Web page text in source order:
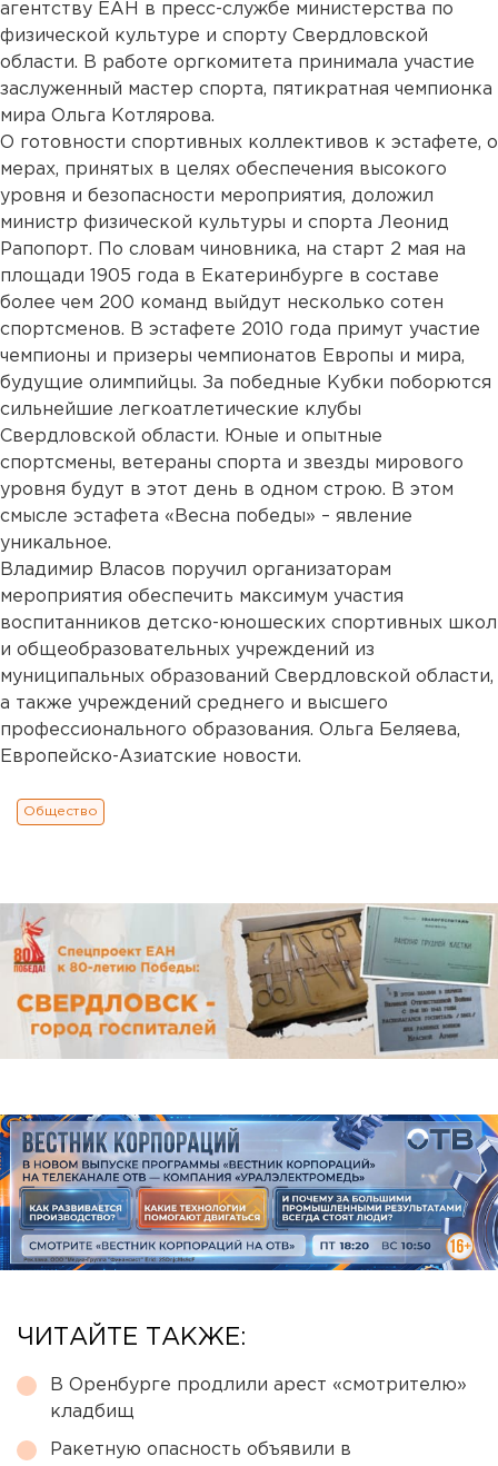
агентству ЕАН в пресс-службе министерства по
физической культуре и спорту Свердловской
области. В работе оргкомитета принимала участие
заслуженный мастер спорта, пятикратная чемпионка
мира Ольга Котлярова.
О готовности спортивных коллективов к эстафете, о
мерах, принятых в целях обеспечения высокого
уровня и безопасности мероприятия, доложил
министр физической культуры и спорта Леонид
Рапопорт. По словам чиновника, на старт 2 мая на
площади 1905 года в Екатеринбурге в составе
более чем 200 команд выйдут несколько сотен
спортсменов. В эстафете 2010 года примут участие
чемпионы и призеры чемпионатов Европы и мира,
будущие олимпийцы. За победные Кубки поборются
сильнейшие легкоатлетические клубы
Свердловской области. Юные и опытные
спортсмены, ветераны спорта и звезды мирового
уровня будут в этот день в одном строю. В этом
смысле эстафета «Весна победы» – явление
уникальное.
Владимир Власов поручил организаторам
мероприятия обеспечить максимум участия
воспитанников детско-юношеских спортивных школ
и общеобразовательных учреждений из
муниципальных образований Свердловской области,
а также учреждений среднего и высшего
профессионального образования. Ольга Беляева,
Европейско-Азиатские новости.
Общество
ЧИТАЙТЕ ТАКЖЕ:
В Оренбурге продлили арест «смотрителю»
кладбищ
Ракетную опасность объявили в